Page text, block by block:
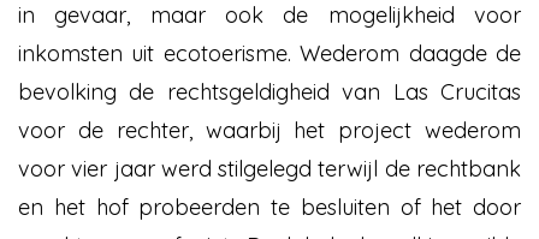
in gevaar, maar ook de mogelijkheid voor
inkomsten uit ecotoerisme. Wederom daagde de
bevolking de rechtsgeldigheid van Las Crucitas
voor de rechter, waarbij het project wederom
voor vier jaar werd stilgelegd terwijl de rechtbank
en het hof probeerden te besluiten of het door